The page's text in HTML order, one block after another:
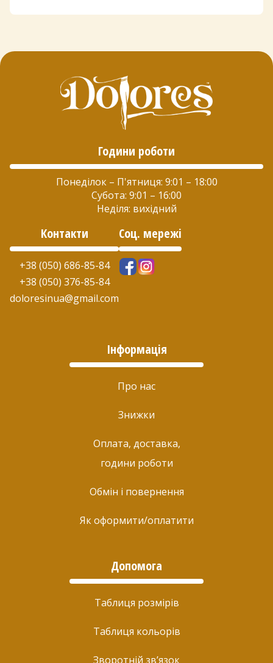
Години роботи
Понеділок – П'ятниця: 9:01 – 18:00
Субота: 9:01 – 16:00
Неділя: вихідний
Контакти
+38 (050) 686-85-84
+38 (050) 376-85-84
doloresinua@gmail.com
Соц. мережі
Інформація
Про нас
Знижки
Оплата, доставка,
години роботи
Обмін і повернення
Як оформити/оплатити
Допомога
Таблиця розмірів
Таблиця кольорів
Зворотній зв’язок